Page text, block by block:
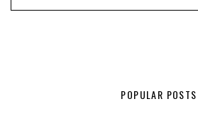
POPULAR POSTS